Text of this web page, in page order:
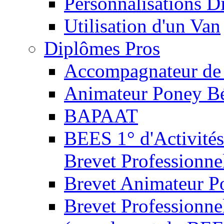
Utilisation d'un Van
Diplômes Pros
Accompagnateur
Animateur Poney
BAPAAT
BEES 1°
Brevet
Brevet Animateur
Brevet